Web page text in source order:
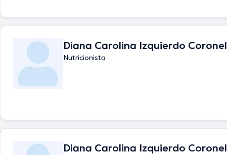
Diana Carolina Izquierdo Coronel
Nutricionista
Diana Carolina Izquierdo Coronel